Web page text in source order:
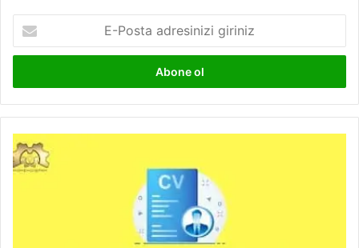
Posta
adresinizi
CV
Hazırlama
101: